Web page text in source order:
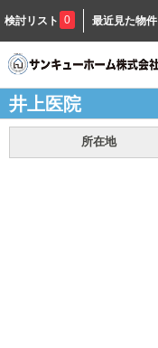
検討リスト 0 最近見た物件
井上医院
所在地